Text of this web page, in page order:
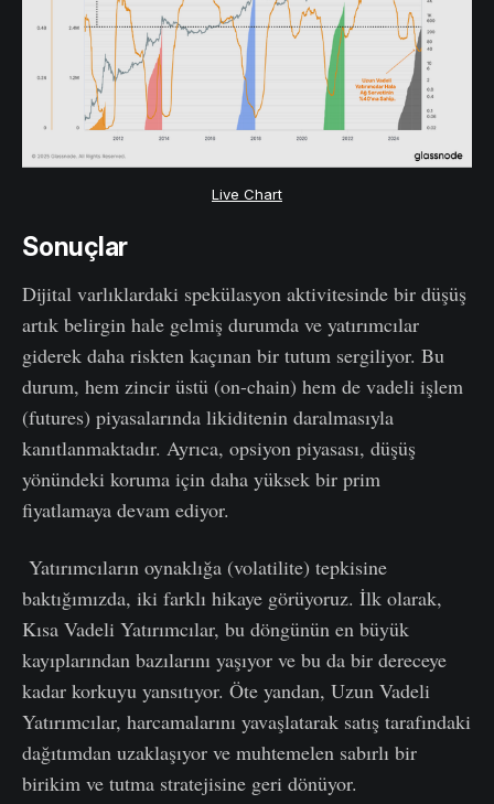
Live Chart
Sonuçlar
Dijital varlıklardaki spekülasyon aktivitesinde bir düşüş
artık belirgin hale gelmiş durumda ve yatırımcılar
giderek daha riskten kaçınan bir tutum sergiliyor. Bu
durum, hem zincir üstü (on-chain) hem de vadeli işlem
(futures) piyasalarında likiditenin daralmasıyla
kanıtlanmaktadır. Ayrıca, opsiyon piyasası, düşüş
yönündeki koruma için daha yüksek bir prim
fiyatlamaya devam ediyor.
Yatırımcıların oynaklığa (volatilite) tepkisine
baktığımızda, iki farklı hikaye görüyoruz. İlk olarak,
Kısa Vadeli Yatırımcılar, bu döngünün en büyük
kayıplarından bazılarını yaşıyor ve bu da bir dereceye
kadar korkuyu yansıtıyor. Öte yandan, Uzun Vadeli
Yatırımcılar, harcamalarını yavaşlatarak satış tarafındaki
dağıtımdan uzaklaşıyor ve muhtemelen sabırlı bir
birikim ve tutma stratejisine geri dönüyor.